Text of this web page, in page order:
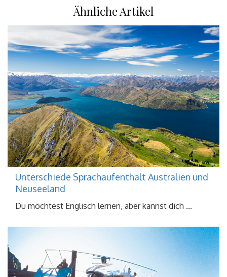
Ähnliche Artikel
Unterschiede Sprachaufenthalt Australien und
Neuseeland
Du möchtest Englisch lernen, aber kannst dich ...